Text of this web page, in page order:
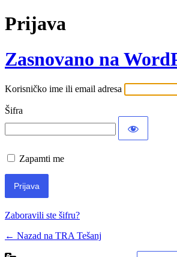
Prijava
Zasnovano na
Korisničko ime ili email adresa
Šifra
Zapamti me
Zaboravili ste šifru?
← Nazad na TRA Tešanj